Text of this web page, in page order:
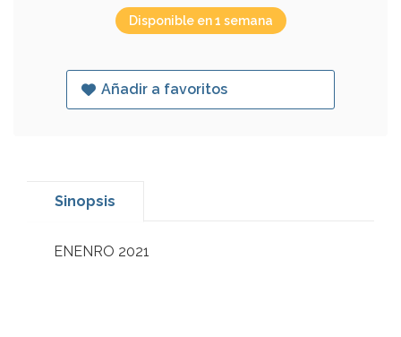
Disponible en 1 semana
Añadir a favoritos
Sinopsis
ENENRO 2021